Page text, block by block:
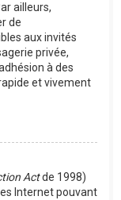
ailleurs,
de
aux invités
privée,
à des
et vivement
Actde 1998)
Internet pouvant